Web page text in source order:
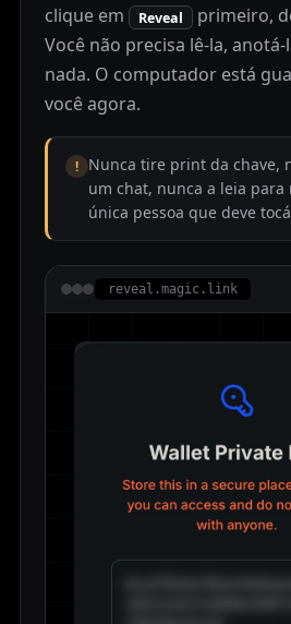
clique em
Reveal
primeiro,
Você não precisa lê-la,
nada. O computador está
você agora.
!
Nunca tire print da chave,
um chat, nunca a leia para
única pessoa que deve
reveal.magic.link